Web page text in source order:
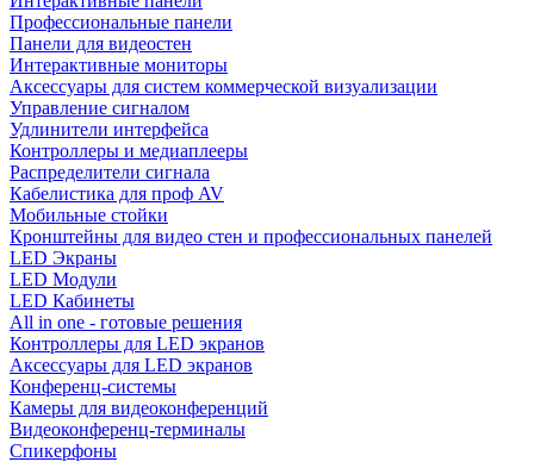
Профессиональные панели
Панели для видеостен
Интерактивные мониторы
Аксессуары для систем коммерческой визуализации
Управление сигналом
Удлинители интерфейса
Контроллеры и медиаплееры
Распределители сигнала
Кабелистика для проф AV
Мобильные стойки
Кронштейны для видео стен и профессиональных панелей
LED Экраны
LED Модули
LED Кабинеты
All in one - готовые решения
Контроллеры для LED экранов
Аксессуары для LED экранов
Конференц-системы
Камеры для видеоконференций
Видеоконференц-терминалы
Спикерфоны